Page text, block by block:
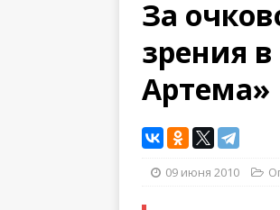
За
зрения
Артема»
09 июня 2010